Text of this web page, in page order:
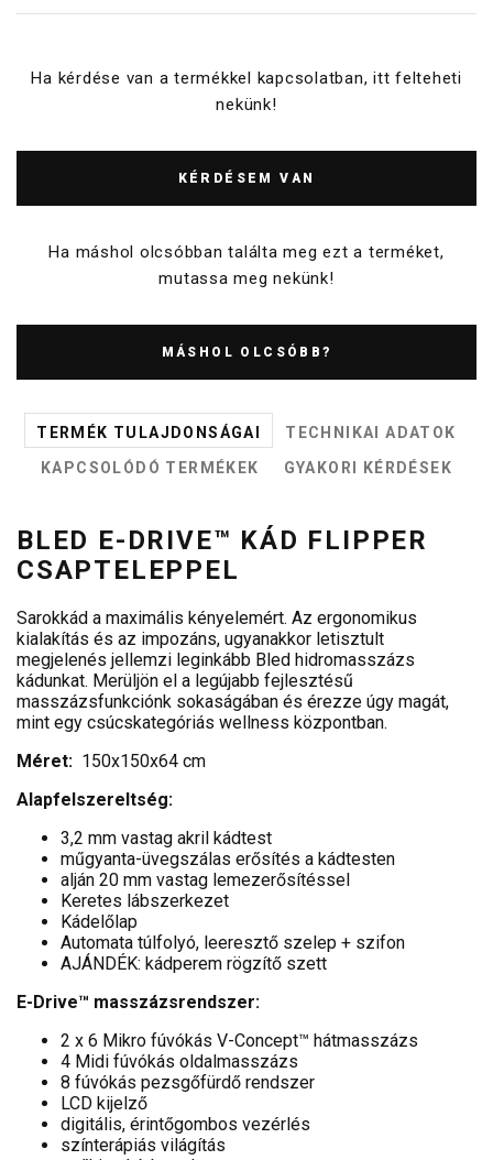
Ha kérdése van a termékkel kapcsolatban, itt felteheti
nekünk!
KÉRDÉSEM VAN
Ha máshol olcsóbban találta meg ezt a terméket,
mutassa meg nekünk!
MÁSHOL OLCSÓBB?
TERMÉK TULAJDONSÁGAI
TECHNIKAI ADATOK
KAPCSOLÓDÓ TERMÉKEK
GYAKORI KÉRDÉSEK
BLED E-DRIVE™ KÁD FLIPPER
CSAPTELEPPEL
Sarokkád a maximális kényelemért. Az ergonomikus
kialakítás és az impozáns, ugyanakkor letisztult
megjelenés jellemzi leginkább Bled hidromasszázs
kádunkat. Merüljön el a legújabb fejlesztésű
masszázsfunkciónk sokaságában és érezze úgy magát,
mint egy csúcskategóriás wellness központban.
Méret: 150x150x64 cm
Alapfelszereltség:
3,2 mm vastag akril kádtest
műgyanta-üvegszálas erősítés a kádtesten
alján 20 mm vastag lemezerősítéssel
Keretes lábszerkezet
Kádelőlap
Automata túlfolyó, leeresztő szelep + szifon
AJÁNDÉK: kádperem rögzítő szett
E-Drive™ masszázsrendszer:
2 x 6 Mikro fúvókás V-Concept™ hátmasszázs
4 Midi fúvókás oldalmasszázs
8 fúvókás pezsgőfürdő rendszer
LCD kijelző
digitális, érintőgombos vezérlés
színterápiás világítás